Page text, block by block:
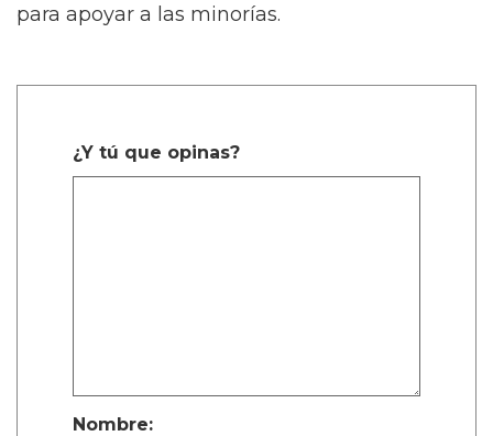
para apoyar a las minorías.
¿Y tú que opinas?
Nombre: